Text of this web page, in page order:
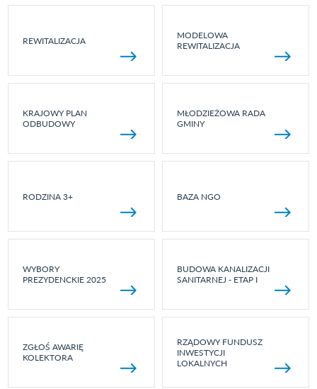
REWITALIZACJA
MODELOWA
REWITALIZACJA
KRAJOWY PLAN
ODBUDOWY
MŁODZIEŻOWA RADA
GMINY
RODZINA 3+ BAZA NGO
WYBORY
PREZYDENCKIE 2025
BUDOWA KANALIZACJI
SANITARNEJ - ETAP I
ZGŁOŚ AWARIĘ
KOLEKTORA
RZĄDOWY FUNDUSZ
INWESTYCJI
LOKALNYCH